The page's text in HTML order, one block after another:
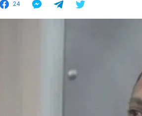
24